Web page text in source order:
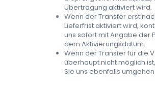
Übertragung aktiviert wird.
Wenn der Transfer erst
Lieferfrist aktiviert wird,
uns sofort mit Angabe der
dem Aktivierungsdatum.
Wenn der Transfer für die
überhaupt nicht möglich
Sie uns ebenfalls